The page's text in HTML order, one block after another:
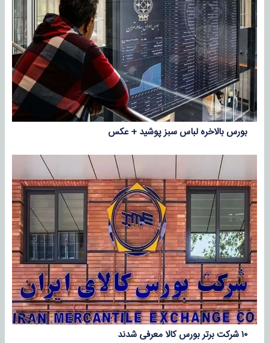
بورس بالاخره لباس سبز پوشید + عکس
۱۰ شرکت برتر بورس کالا معرفی شدند